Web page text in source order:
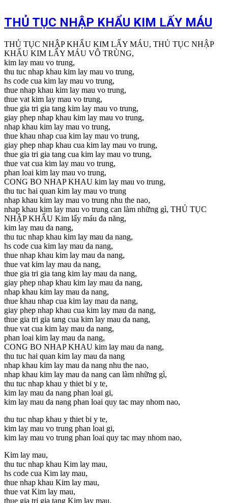
THỦ TỤC NHẬP KHẨU KIM LẤY MÁU
THỦ TỤC NHẬP KHẨU KIM LẤY MÁU, THỦ TỤC NHẬP
KHẨU KIM LẤY MÁU VÔ TRÙNG,
kim lay mau vo trung,
thu tuc nhap khau kim lay mau vo trung,
hs code cua kim lay mau vo trung,
thue nhap khau kim lay mau vo trung,
thue vat kim lay mau vo trung,
thue gia tri gia tang kim lay mau vo trung,
giay phep nhap khau kim lay mau vo trung,
nhap khau kim lay mau vo trung,
thue khau nhap cua kim lay mau vo trung,
giay phep nhap khau cua kim lay mau vo trung,
thue gia tri gia tang cua kim lay mau vo trung,
thue vat cua kim lay mau vo trung,
phan loai kim lay mau vo trung,
CONG BO NHAP KHAU kim lay mau vo trung,
thu tuc hai quan kim lay mau vo trung
nhap khau kim lay mau vo trung nhu the nao,
nhap khau kim lay mau vo trung can làm những gì, THỦ TỤC
NHẬP KHẨU Kim lấy máu đa năng,
kim lay mau da nang,
thu tuc nhap khau kim lay mau da nang,
hs code cua kim lay mau da nang,
thue nhap khau kim lay mau da nang,
thue vat kim lay mau da nang,
thue gia tri gia tang kim lay mau da nang,
giay phep nhap khau kim lay mau da nang,
nhap khau kim lay mau da nang,
thue khau nhap cua kim lay mau da nang,
giay phep nhap khau cua kim lay mau da nang,
thue gia tri gia tang cua kim lay mau da nang,
thue vat cua kim lay mau da nang,
phan loai kim lay mau da nang,
CONG BO NHAP KHAU kim lay mau da nang,
thu tuc hai quan kim lay mau da nang
nhap khau kim lay mau da nang nhu the nao,
nhap khau kim lay mau da nang can làm những gì,
thu tuc nhap khau y thiet bi y te,
kim lay mau da nang phan loai gi,
kim lay mau da nang phan loai quy tac may nhom nao,
thu tuc nhap khau y thiet bi y te,
kim lay mau vo trung phan loai gi,
kim lay mau vo trung phan loai quy tac may nhom nao,
Kim lay mau,
thu tuc nhap khau Kim lay mau,
hs code cua Kim lay mau,
thue nhap khau Kim lay mau,
thue vat Kim lay mau,
thue gia tri gia tang Kim lay mau,